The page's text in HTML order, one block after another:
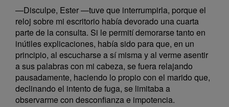
—Disculpe, Ester —tuve que interrumpirla, porque el
reloj sobre mi escritorio había devorado una cuarta
parte de la consulta. Si le permití demorarse tanto en
inútiles explicaciones, había sido para que, en un
principio, al escucharse a sí misma y al verme asentir
a sus palabras con mi cabeza, se fuera relajando
pausadamente, haciendo lo propio con el marido que,
declinando el intento de fuga, se limitaba a
observarme con desconfianza e impotencia.